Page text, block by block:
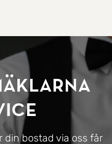
din bostad via oss får